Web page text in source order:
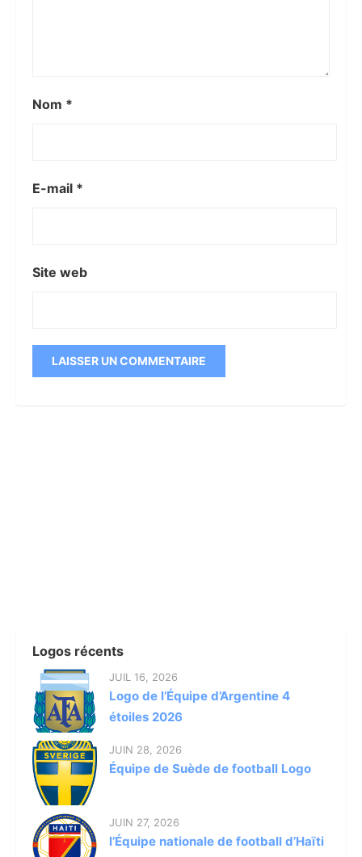
Nom *
E-mail *
Site web
Logos récents
JUIL 16, 2026
Logo de l’Équipe d’Argentine 4
étoiles 2026
JUIN 28, 2026
Équipe de Suède de football Logo
JUIN 27, 2026
l’Équipe nationale de football d’Haïti